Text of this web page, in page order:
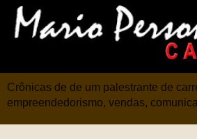
Crônicas de de um palestrante de
empreendedorismo, vendas,